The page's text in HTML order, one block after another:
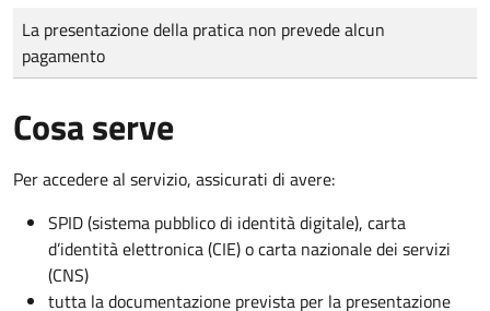
Tipo di pagamento
Importo
La presentazione della pratica non prevede alcun
pagamento
Cosa serve
Per accedere al servizio, assicurati di avere:
SPID (sistema pubblico di identità digitale), carta
d’identità elettronica (CIE) o carta nazionale dei servizi
(CNS)
tutta la documentazione prevista per la presentazione